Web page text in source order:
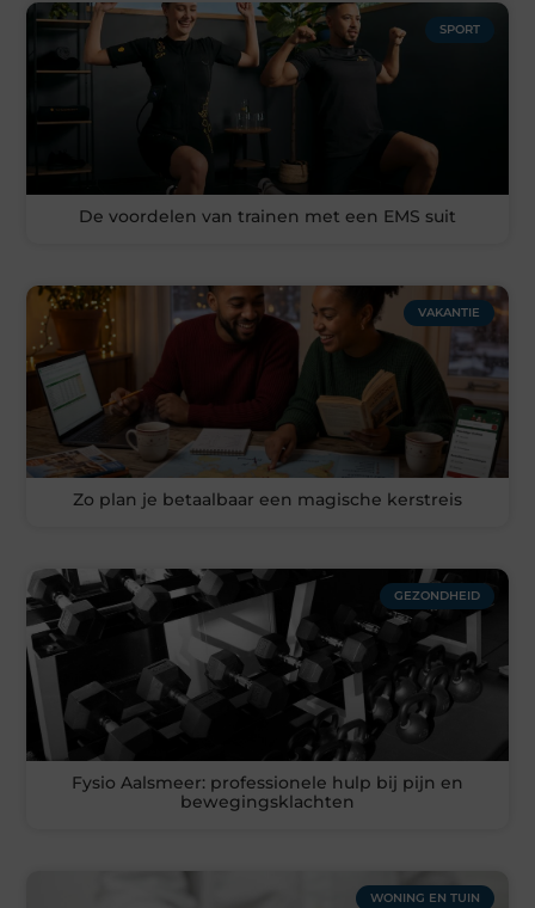
SPORT
De voordelen van trainen met een EMS suit
VAKANTIE
Zo plan je betaalbaar een magische kerstreis
GEZONDHEID
Fysio Aalsmeer: professionele hulp bij pijn en
bewegingsklachten
WONING EN TUIN